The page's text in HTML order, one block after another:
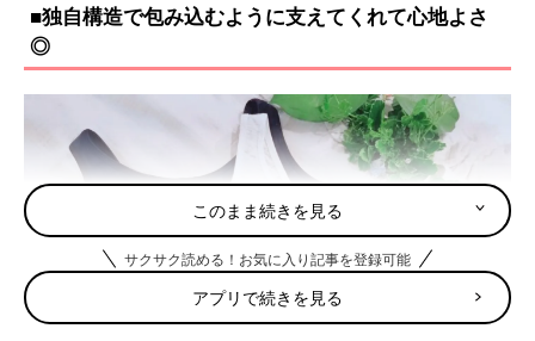
■独自構造で包み込むように支えてくれて心地よさ
◎
このまま続きを見る
サクサク読める！お気に入り記事を登録可能
アプリで続きを見る